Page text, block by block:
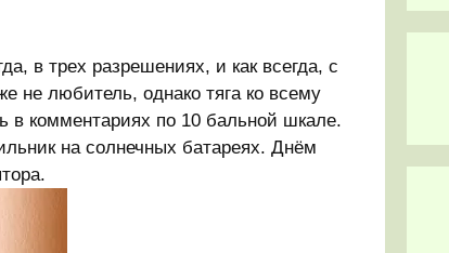
в трех разрешениях, и как всегда, с
не любитель, однако тяга ко всему
в комментариях по 10 бальной шкале.
на солнечных батареях. Днём